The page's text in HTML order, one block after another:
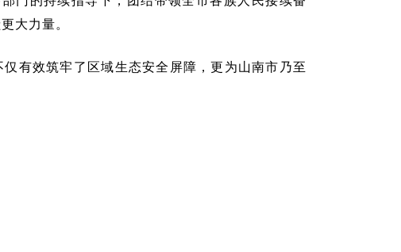
大力量。
有效筑牢了区域生态安全屏障，更为山南市乃至